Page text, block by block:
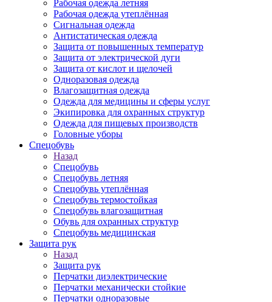
Рабочая одежда летняя
Рабочая одежда утеплённая
Сигнальная одежда
Антистатическая одежда
Защита от повышенных температур
Защита от электрической дуги
Защита от кислот и щелочей
Одноразовая одежда
Влагозащитная одежда
Одежда для медицины и сферы услуг
Экипировка для охранных структур
Одежда для пищевых производств
Головные уборы
Спецобувь
Назад
Спецобувь
Спецобувь летняя
Спецобувь утеплённая
Спецобувь термостойкая
Спецобувь влагозащитная
Обувь для охранных структур
Спецобувь медицинская
Защита рук
Назад
Защита рук
Перчатки диэлектрические
Перчатки механически стойкие
Перчатки одноразовые